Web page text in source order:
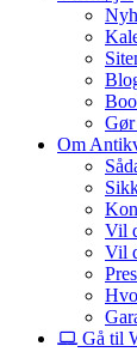
Gør
Om
Vil
Vil
Gå til